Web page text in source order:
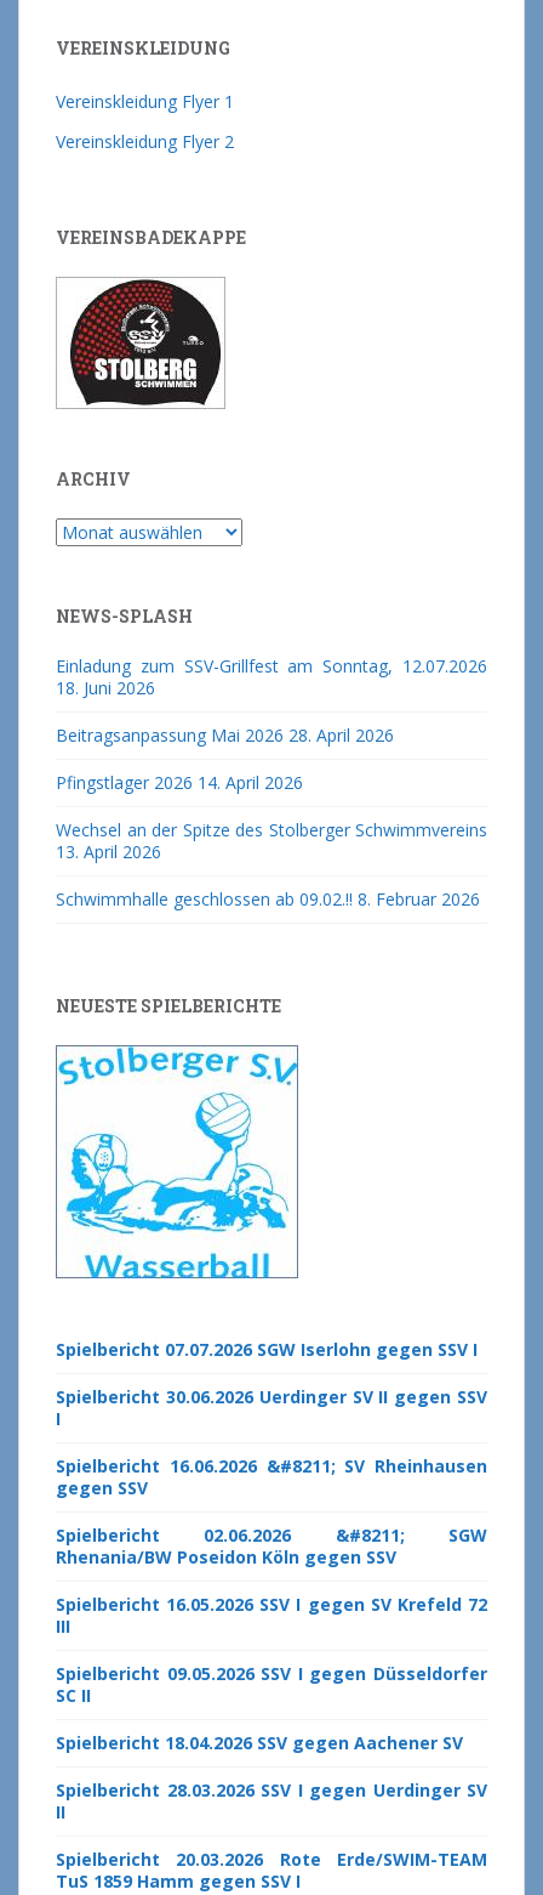
VEREINSKLEIDUNG
Vereinskleidung Flyer 1
Vereinskleidung Flyer 2
VEREINSBADEKAPPE
ARCHIV
Archiv
NEWS-SPLASH
Einladung zum SSV-Grillfest am Sonntag, 12.07.2026
18. Juni 2026
Beitragsanpassung Mai 2026 28. April 2026
Pfingstlager 2026 14. April 2026
Wechsel an der Spitze des Stolberger Schwimmvereins
13. April 2026
Schwimmhalle geschlossen ab 09.02.!! 8. Februar 2026
NEUESTE SPIELBERICHTE
Spielbericht 07.07.2026 SGW Iserlohn gegen SSV I
Spielbericht 30.06.2026 Uerdinger SV II gegen SSV
I
Spielbericht 16.06.2026 &#8211; SV Rheinhausen
gegen SSV
Spielbericht 02.06.2026 &#8211; SGW
Rhenania/BW Poseidon Köln gegen SSV
Spielbericht 16.05.2026 SSV I gegen SV Krefeld 72
III
Spielbericht 09.05.2026 SSV I gegen Düsseldorfer
SC II
Spielbericht 18.04.2026 SSV gegen Aachener SV
Spielbericht 28.03.2026 SSV I gegen Uerdinger SV
II
Spielbericht 20.03.2026 Rote Erde/SWIM-TEAM
TuS 1859 Hamm gegen SSV I